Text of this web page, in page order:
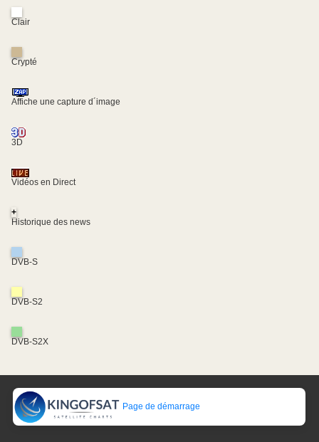
Clair
Crypté
Affiche une capture d´image
3D
Vidéos en Direct
+
Historique des news
DVB-S
DVB-S2
DVB-S2X
Page de démarrage